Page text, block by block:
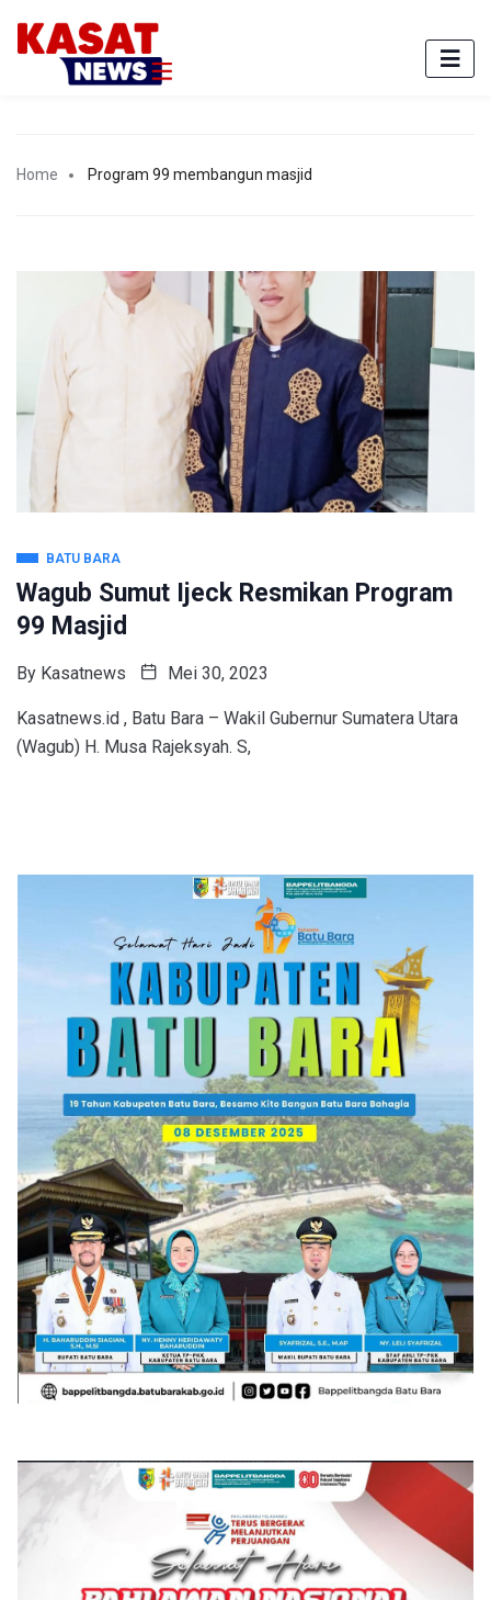
Home Program 99 membangun masjid
BATU BARA
Wagub Sumut Ijeck Resmikan Program
99 Masjid
By Kasatnews Mei 30, 2023
Kasatnews.id , Batu Bara – Wakil Gubernur Sumatera Utara
(Wagub) H. Musa Rajeksyah. S,